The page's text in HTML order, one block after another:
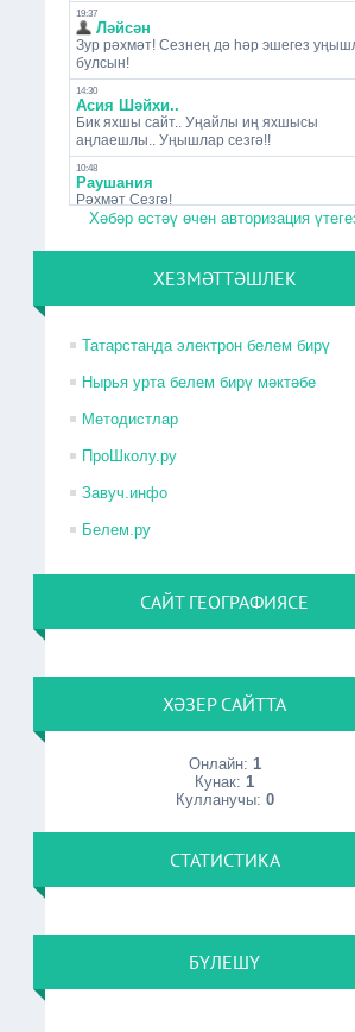
Хәбәр өстәү өчен авторизация
ХЕЗМӘТТӘШЛЕК
Татарстанда электрон белем бирү
Нырья урта белем бирү мәктәбе
Методистлар
ПроШколу.ру
Завуч.инфо
Белем.ру
САЙТ ГЕОГРАФИЯСЕ
ХӘЗЕР САЙТТА
Онлайн: 1
Кунак:1
Кулланучы: 0
СТАТИСТИКА
БҮЛЕШҮ